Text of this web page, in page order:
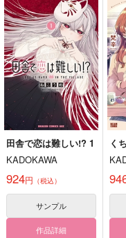
WITH仲良しアンソロ
ジー Triangle sketch
Ziploc
2,859 円（税込）
三鷹アサヒ
サンプル
The Great Only Star
Light
Area017
専売 1,320円（税込）
Fate
ガウェイン
サンプル
カート
い
専売
エ
田舎で恋は難しい!? 1
KADOKAWA
924円 （税込）
サンプル
作品詳細
く